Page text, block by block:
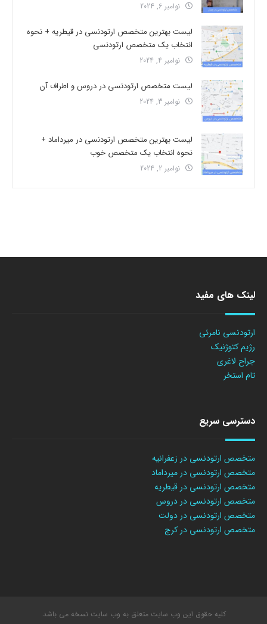
نوامبر 6, 2024
لیست بهترین متخصص ارتودنسی در قیطریه + نحوه
انتخاب یک متخصص ارتودنسی
نوامبر 4, 2024
لیست متخصص ارتودنسی در دروس و اطراف آن
نوامبر 3, 2024
لیست بهترین متخصص ارتودنسی در میرداماد +
نحوه انتخاب یک متخصص خوب
نوامبر 2, 2024
لینک های مفید
ارتودنسی نامرئی
رژیم کتوژنیک
جراح لاغری
تام استخر
دسترسی سریع
متخصص ارتودنسی در زعفرانیه
متخصص ارتودنسی در میرداماد
متخصص ارتودنسی در قیطریه
متخصص ارتودنسی در دروس
متخصص ارتودنسی در دولت
متخصص ارتودنسی در کرج
کلیه حقوق این وب سایت متعلق به وب سایت نسخه می باشد.